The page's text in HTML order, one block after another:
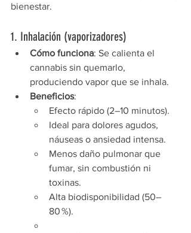
bienestar.
1. Inhalación (vaporizadores)
Cómo funciona: Se calienta el
cannabis sin quemarlo,
produciendo vapor que se inhala.
Beneficios:
Efecto rápido (2–10 minutos).
Ideal para dolores agudos,
náuseas o ansiedad intensa.
Menos daño pulmonar que
fumar, sin combustión ni
toxinas.
Alta biodisponibilidad (50–
80 %).